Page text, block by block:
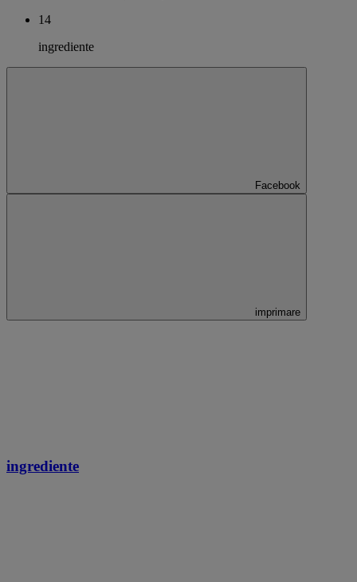
14
ingrediente
Facebook
imprimare
ingrediente